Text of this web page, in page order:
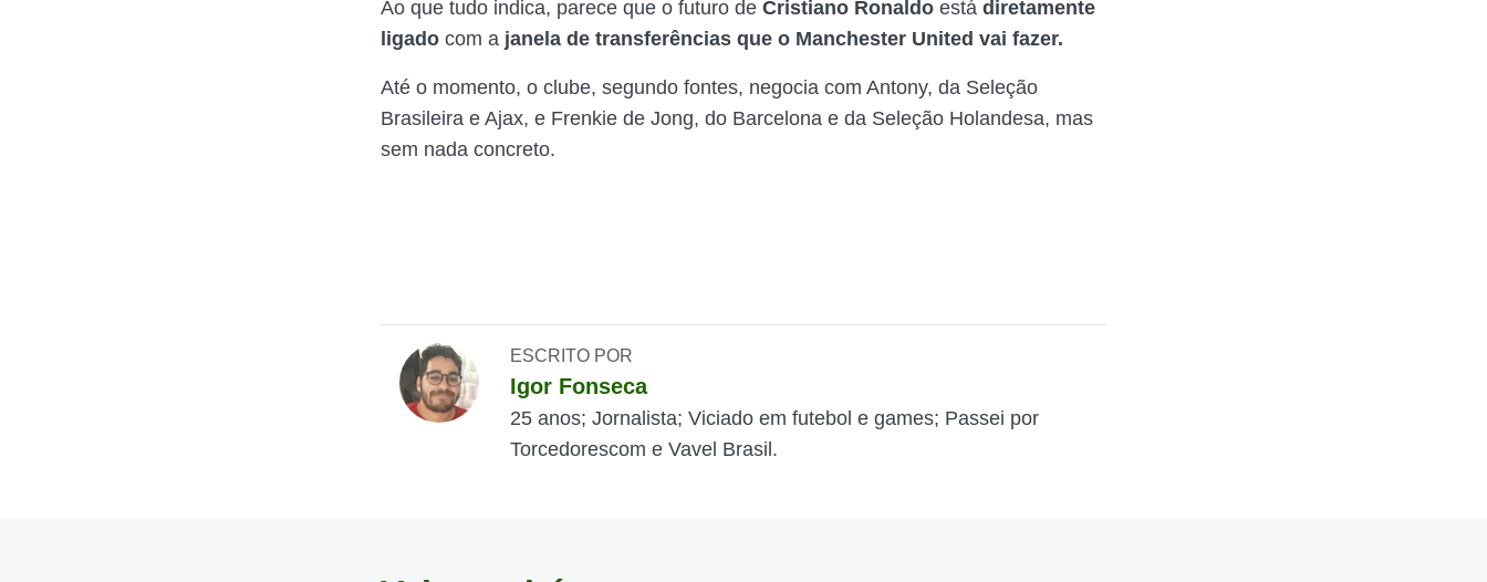
Ao que tudo indica, parece que o futuro de Cristiano Ronaldo está diretamente
ligado com a janela de transferências que o Manchester United vai fazer.
Até o momento, o clube, segundo fontes, negocia com Antony, da Seleção
Brasileira e Ajax, e Frenkie de Jong, do Barcelona e da Seleção Holandesa, mas
sem nada concreto.
ESCRITO POR
Igor Fonseca
25 anos; Jornalista; Viciado em futebol e games; Passei por
Torcedorescom e Vavel Brasil.